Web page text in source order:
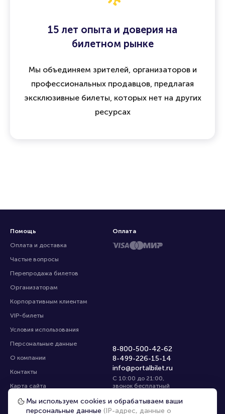
15 лет опыта и доверия на
билетном рынке
Мы объединяем зрителей, организаторов и
профессиональных продавцов, предлагая
эксклюзивные билеты, которых нет на других
ресурсах
Помощь
Оплата и доставка
Частые вопросы
Перепродажа билетов
Организаторам
Корпоративным клиентам
VIP-билеты
Условия использования
Персональные данные
О компании
Контакты
Карта сайта
Управление cookies
8-800-500-42-62
8-499-226-15-14
info@portalbilet.ru
С 10:00 до 21:00,
звонок бесплатный
Все площадки
Оплата
Мы используем cookies и обрабатываем ваши
персональные данные (IP-адрес, данные о